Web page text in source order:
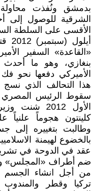
بدمشق ونُفذت
الشرقية للوصول إلى
«القاعدة» السفير
بنغازي، وهو ما أحدث
الأميركي دفعها نحو فك
هذا التحالف الذي
الأول 2012
كلينتون هجوماً
وطالبت بتغييره إلى
بالخضوع لهيمنة
ضم أطراف «المجلس»
من أجل انشاء الجسم
تركيا وقطر